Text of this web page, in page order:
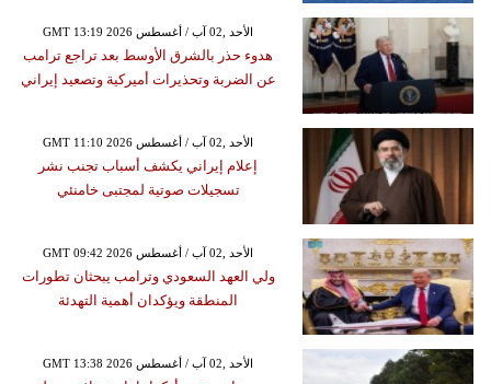
GMT 13:19 2026 الأحد ,02 آب / أغسطس
هدوء حذر بالشرق الأوسط بعد تراجع ترامب
عن الضربة وتحذيرات أميركية وتصعيد إيراني
GMT 11:10 2026 الأحد ,02 آب / أغسطس
إعلام إيراني يكشف أسباب تجنب نشر
تسجيلات صوتية لمجتبى خامنئي
GMT 09:42 2026 الأحد ,02 آب / أغسطس
ولي العهد السعودي وترامب يبحثان تطورات
المنطقة ويؤكدان أهمية التهدئة
GMT 13:38 2026 الأحد ,02 آب / أغسطس